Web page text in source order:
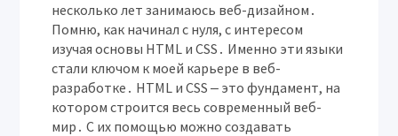
несколько лет занимаюсь веб-дизайном․
Помню, как начинал с нуля, с интересом
изучая основы HTML и CSS․ Именно эти языки
стали ключом к моей карьере в веб-
разработке․ HTML и CSS ‒ это фундамент, на
котором строится весь современный веб-
мир․ С их помощью можно создавать